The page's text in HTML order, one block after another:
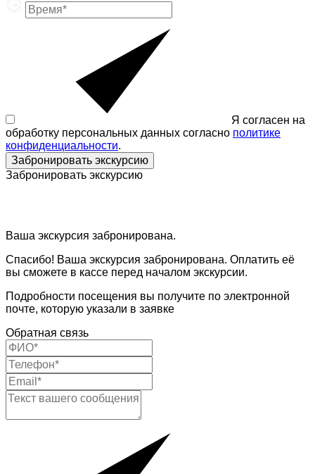
Я согласен на
обработку персональных данных согласно политике
конфиденциальности.
Забронировать экскурсию
Забронировать экскурсию
Ваша экскурсия забронирована.
Спасибо! Ваша экскурсия забронирована. Оплатить её
вы сможете в кассе перед началом экскурсии.
Подробности посещения вы получите по электронной
почте, которую указали в заявке
Обратная связь